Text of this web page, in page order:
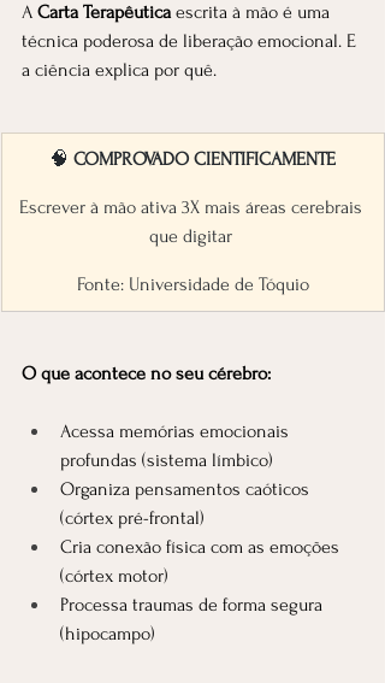
A Carta Terapêutica escrita à mão é uma
técnica poderosa de liberação emocional. E
a ciência explica por quê.
🧠 COMPROVADO CIENTIFICAMENTE
Escrever à mão ativa 3X mais áreas cerebrais
que digitar
Fonte: Universidade de Tóquio
O que acontece no seu cérebro:
Acessa memórias emocionais
profundas (sistema límbico)
Organiza pensamentos caóticos
(córtex pré-frontal)
Cria conexão física com as emoções
(córtex motor)
Processa traumas de forma segura
(hipocampo)